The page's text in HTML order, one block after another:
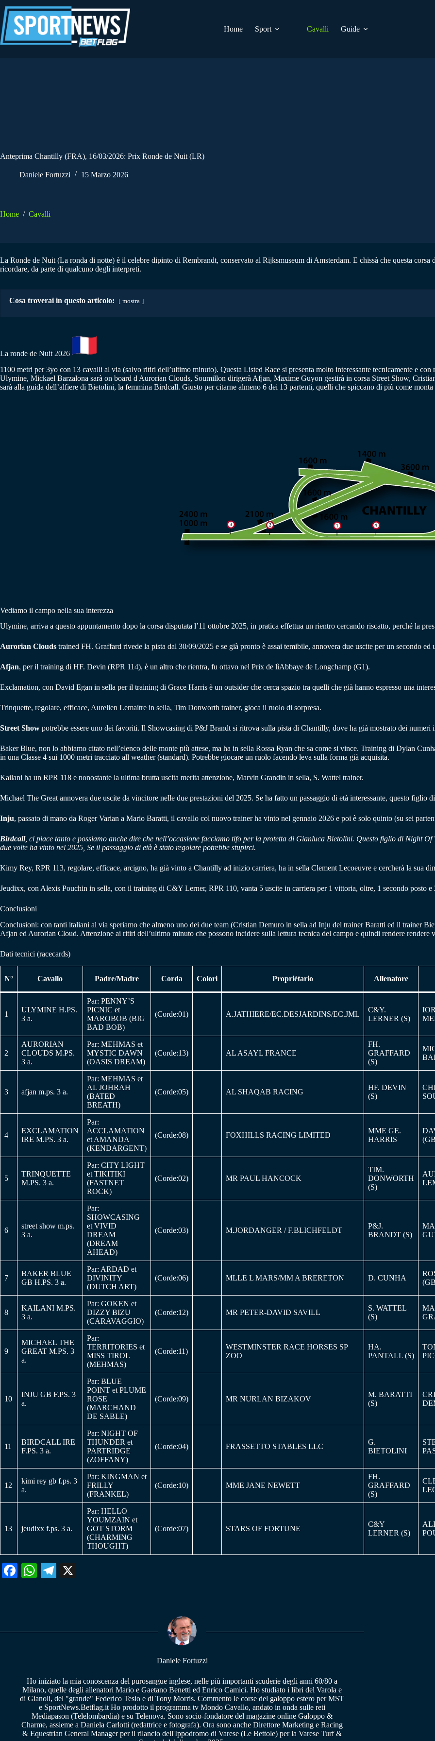
al
contenuto
Home
Sport Cavalli Guide
Anteprima Chantilly (FRA), 16/03/2026: Prix Ronde de Nuit (LR)
Daniele Fortuzzi 15 Marzo 2026
Home / Cavalli
La Ronde de Nuit (La ronda di notte) è il celebre dipinto di Rembrandt, conservato al Rijksmuseum di Amsterdam. E chissà che questa
ricordare, da parte di qualcuno degli interpreti.
Cosa troverai in questo articolo: mostra
La ronde de Nuit 2026
1100 metri per 3yo con 13 cavalli al via (salvo ritiri dell’ultimo minuto). Questa Listed Race si presenta molto interessante tecnicamente e
Ulymine, Mickael Barzalona sarà on board d Aurorian Clouds, Soumillon dirigerà Afjan, Maxime Guyon gestirà in corsa Street Show,
sarà alla guida dell’alfiere di Bietolini, la femmina Birdcall. Giusto per citarne almeno 6 dei 13 partenti, quelli che spiccano di più come monta
Vediamo il campo nella sua interezza
Ulymine, arriva a questo appuntamento dopo la corsa disputata l’11 ottobre 2025, in pratica effettua un rientro cercando riscatto, perché la
Aurorian Clouds trained FH. Graffard rivede la pista dal 30/09/2025 e se già pronto è assai temibile, annovera due uscite per un secondo
Afjan, per il training di HF. Devin (RPR 114), è un altro che rientra, fu ottavo nel Prix de lìAbbaye de Longchamp (G1).
Exclamation, con David Egan in sella per il training di Grace Harris è un outsider che cerca spazio tra quelli che già hanno espresso una
Trinquette, regolare, efficace, Aurelien Lemaitre in sella, Tim Donworth trainer, gioca il ruolo di sorpresa.
Street Show potrebbe essere uno dei favoriti. Il Showcasing di P&J Brandt si ritrova sulla pista di Chantilly, dove ha già mostrato dei numeri
Baker Blue, non lo abbiamo citato nell’elenco delle monte più attese, ma ha in sella Rossa Ryan che sa come si vince. Training di Dylan
in una Classe 4 sui 1000 metri tracciato all weather (standard). Potrebbe giocare un ruolo facendo leva sulla forma già acquisita.
Kailani ha un RPR 118 e nonostante la ultima brutta uscita merita attenzione, Marvin Grandin in sella, S. Wattel trainer.
Michael The Great annovera due uscite da vincitore nelle due prestazioni del 2025. Se ha fatto un passaggio di età interessante, questo figlio
Inju, passato di mano da Roger Varian a Mario Baratti, il cavallo col nuovo trainer ha vinto nel gennaio 2026 e poi è solo quinto (su sei
Birdcall, ci piace tanto e possiamo anche dire che nell’occasione facciamo tifo per la protetta di Gianluca Bietolini. Questo figlio di Night
due volte ha vinto nel 2025, Se il passaggio di età è stato regolare potrebbe stupirci.
Kimy Rey, RPR 113, regolare, efficace, arcigno, ha già vinto a Chantilly ad inizio carriera, ha in sella Clement Lecoeuvre e cercherà la sua
Jeudixx, con Alexis Pouchin in sella, con il training di C&Y Lerner, RPR 110, vanta 5 uscite in carriera per 1 vittoria, oltre, 1 secondo posto e
Conclusioni
Conclusioni: con tanti italiani al via speriamo che almeno uno dei due team (Cristian Demuro in sella ad Inju del trainer Baratti ed il trainer
Afjan ed Aurorian Cloud. Attenzione ai ritiri dell’ultimo minuto che possono incidere sulla lettura tecnica del campo e quindi rendere rendere
Dati tecnici (racecards)
N° Cavallo Padre/Madre Corda Colori Propriétario Allenatore
1
ULYMINE H.PS.
3 a.
Par: PENNY’S
PICNIC et
MAROBOB (BIG
BAD BOB)
(Corde:01) A.JATHIERE/EC.DESJARDINS/EC.JML
C&Y.
LERNER (S)
2
AURORIAN
CLOUDS M.PS.
3 a.
Par: MEHMAS et
MYSTIC DAWN
(OASIS DREAM)
(Corde:13) AL ASAYL FRANCE
FH.
GRAFFARD
(S)
3 afjan m.ps. 3 a.
Par: MEHMAS et
AL JOHRAH
(BATED
BREATH)
(Corde:05) AL SHAQAB RACING
HF. DEVIN
(S)
4
EXCLAMATION
IRE M.PS. 3 a.
Par:
ACCLAMATION
et AMANDA
(KENDARGENT)
(Corde:08) FOXHILLS RACING LIMITED
MME GE.
HARRIS
5
TRINQUETTE
M.PS. 3 a.
Par: CITY LIGHT
et TIKITIKI
(FASTNET
ROCK)
(Corde:02) MR PAUL HANCOCK
TIM.
DONWORTH
(S)
6
street show m.ps.
3 a.
Par:
SHOWCASING
et VIVID
DREAM
(DREAM
AHEAD)
(Corde:03) M.JORDANGER / F.BLICHFELDT
P&J.
BRANDT (S)
7
BAKER BLUE
GB H.PS. 3 a.
Par: ARDAD et
DIVINITY
(DUTCH ART)
(Corde:06) MLLE L MARS/MM A BRERETON D. CUNHA
8
KAILANI M.PS.
3 a.
Par: GOKEN et
DIZZY BIZU
(CARAVAGGIO)
(Corde:12) MR PETER-DAVID SAVILL
S. WATTEL
(S)
9
MICHAEL THE
GREAT M.PS. 3
a.
Par:
TERRITORIES et
MISS TIROL
(MEHMAS)
(Corde:11)
WESTMINSTER RACE HORSES SP
ZOO
HA.
PANTALL (S)
10
INJU GB F.PS. 3
a.
Par: BLUE
POINT et PLUME
ROSE
(MARCHAND
DE SABLE)
(Corde:09) MR NURLAN BIZAKOV
M. BARATTI
(S)
11
BIRDCALL IRE
F.PS. 3 a.
Par: NIGHT OF
THUNDER et
PARTRIDGE
(ZOFFANY)
(Corde:04) FRASSETTO STABLES LLC
G.
BIETOLINI
12
kimi rey gb f.ps. 3
a.
Par: KINGMAN et
FRILLY
(FRANKEL)
(Corde:10) MME JANE NEWETT
FH.
GRAFFARD
(S)
13 jeudixx f.ps. 3 a.
Par: HELLO
YOUMZAIN et
GOT STORM
(CHARMING
THOUGHT)
(Corde:07) STARS OF FORTUNE
C&Y
LERNER (S)
Fa W
pp
Te
m
Daniele Fortuzzi
Ho iniziato la mia conoscenza del purosangue inglese, nelle più importanti scuderie degli anni 60/80 a
Milano, quelle degli allenatori Mario e Gaetano Benetti ed Enrico Camici. Ho studiato i libri del Varola e
di Gianoli, del "grande" Federico Tesio e di Tony Morris. Commento le corse del galoppo estero per MST
e SportNews.Betflag.it Ho prodotto il programma tv Mondo Cavallo, andato in onda sulle reti
Mediapason (Telelombardia) e su Telenova. Sono socio-fondatore del magazine online Galoppo &
Charme, assieme a Daniela Carlotti (redattrice e fotografa). Ora sono anche Direttore Marketing e Racing
& Equestrian General Manager per il rilancio dell'Ippodromo di Varese (Le Bettole) per la Varese Turf &